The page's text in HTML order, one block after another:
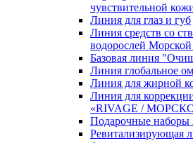
чувcтвительной
Линия для глаз и губ
Линия средств со
водорослей
Базовая линия
Линия глобальное
Линия для жирной
Линия для
«RIVAGE /
Подарочные наборы
Ревитализирующая